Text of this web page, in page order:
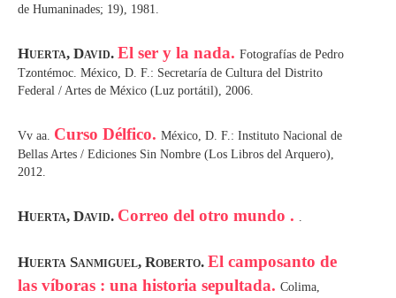
de Humaninades; 19), 1981.
Huerta, David. El ser y la nada. Fotografías de Pedro
Tzontémoc. México, D. F.: Secretaría de Cultura del Distrito
Federal / Artes de México (Luz portátil), 2006.
Vv aa. Curso Délfico. México, D. F.: Instituto Nacional de
Bellas Artes / Ediciones Sin Nombre (Los Libros del Arquero),
2012.
Huerta, David. Correo del otro mundo . .
Huerta Sanmiguel, Roberto. El camposanto de
las víboras : una historia sepultada. Colima,